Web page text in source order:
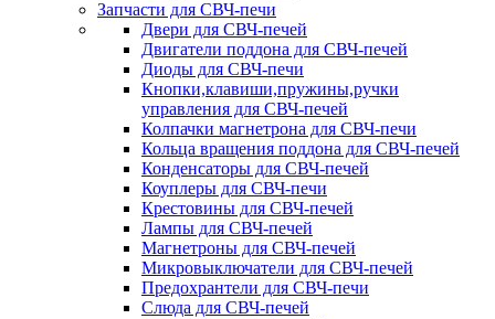
Запчасти для СВЧ-печи
Двери для СВЧ-печей
Двигатели поддона для СВЧ-печей
Диоды для СВЧ-печи
Кнопки,клавиши,пружины,ручки
управления для СВЧ-печей
Колпачки магнетрона для СВЧ-печи
Кольца вращения поддона для СВЧ-печей
Конденсаторы для СВЧ-печей
Коуплеры для СВЧ-печи
Крестовины для СВЧ-печей
Лампы для СВЧ-печей
Магнетроны для СВЧ-печей
Микровыключатели для СВЧ-печей
Предохрантели для СВЧ-печи
Слюда для СВЧ-печей